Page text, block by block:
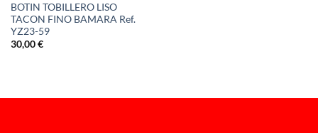
BOTIN TOBILLERO LISO
TACON FINO BAMARA Ref.
YZ23-59
30,00€